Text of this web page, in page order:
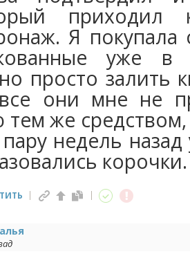
Я
уже в
просто залить
они мне не
же
недель
корочки.